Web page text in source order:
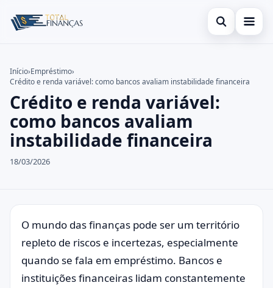
Abrir busca
Cartão de Crédito
Empréstimo
Finanças
Legal
Buscar no site
Buscar por:
Pressione Enter para buscar ou ESC para fechar.
Início›Empréstimo›
Crédito e renda variável: como bancos avaliam instabilidade financeira
Crédito e renda variável:
como bancos avaliam
instabilidade financeira
18/03/2026
O mundo das finanças pode ser um território
repleto de riscos e incertezas, especialmente
quando se fala em empréstimo. Bancos e
instituições financeiras lidam constantemente